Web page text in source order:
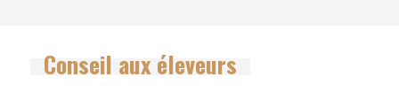
Conseil aux éleveurs